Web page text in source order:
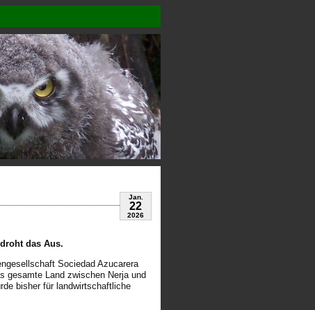
Jan.
22
2026
das Aus.
Sociedad Azucarera
gesamte Land zwischen Nerja und
bisher für landwirtschaftliche